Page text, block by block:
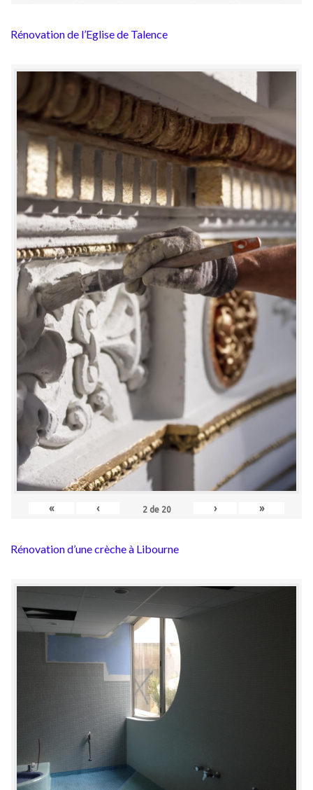
Rénovation de l’Eglise de Talence
« ‹ 2de 20 › »
Rénovation d’une crèche à Libourne